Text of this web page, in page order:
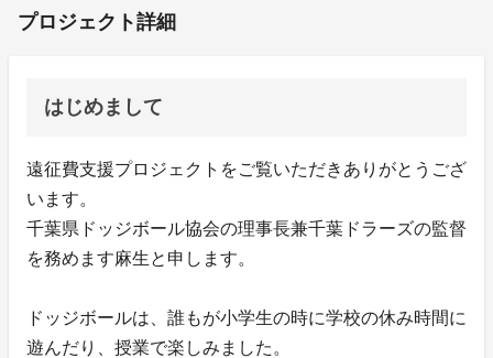
プロジェクト詳細
はじめまして
遠征費支援プロジェクトをご覧いただきありがとうござ
います。
千葉県ドッジボール協会の理事長兼千葉ドラーズの監督
を務めます麻生と申します。
ドッジボールは、誰もが小学生の時に学校の休み時間に
遊んだり、授業で楽しみました。